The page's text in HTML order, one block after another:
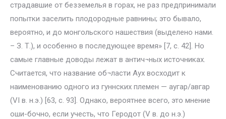
страдавшие от безземелья в горах, не раз предпринимали
попытки заселить плодородные равнины; это бывало,
вероятно, и до монгольского нашествия (выделено нами.
– З. Т.), и особенно в последующее время» [7, с. 42]. Но
самые главные доводы лежат в антич¬ных источниках.
Считается, что название об¬ласти Аух восходит к
наименованию одного из гуннских племен — аугар/авгар
(VI в. н.э.) [63, с. 93]. Однако, вероятнее всего, это мнение
оши-бочно, если учесть, что Геродот (V в. до н.э.)